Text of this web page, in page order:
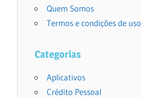
Quem Somos
Termos e condições de uso
Categorias
Aplicativos
Crédito Pessoal